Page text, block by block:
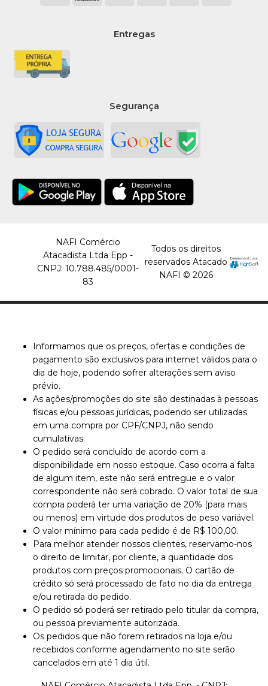
Entregas
Segurança
NAFI Comércio
Atacadista Ltda Epp -
CNPJ: 10.788.485/0001-
83
Todos os direitos
reservados Atacado
NAFI © 2026
Informamos que os preços, ofertas e condições de
pagamento são exclusivos para internet válidos para o
dia de hoje, podendo sofrer alterações sem aviso
prévio.
As ações/promoções do site são destinadas à pessoas
físicas e/ou pessoas jurídicas, podendo ser utilizadas
em uma compra por CPF/CNPJ, não sendo
cumulativas.
O pedido será concluído de acordo com a
disponibilidade em nosso estoque. Caso ocorra a falta
de algum item, este não será entregue e o valor
correspondente não será cobrado. O valor total de sua
compra poderá ter uma variação de 20% (para mais
ou menos) em virtude dos produtos de peso variável.
O valor mínimo para cada pedido é de R$ 100,00.
Para melhor atender nossos clientes, reservamo-nos
o direito de limitar, por cliente, a quantidade dos
produtos com preços promocionais. O cartão de
crédito só será processado de fato no dia da entrega
e/ou retirada do pedido.
O pedido só poderá ser retirado pelo titular da compra,
ou pessoa previamente autorizada.
Os pedidos que não forem retirados na loja e/ou
recebidos conforme agendamento no site serão
cancelados em até 1 dia útil.